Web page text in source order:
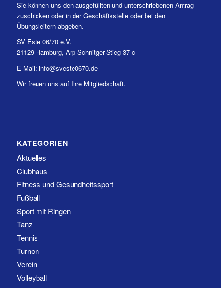
Sie können uns den ausgefüllten und unterschriebenen Antrag
zuschicken oder in der Geschäftsstelle oder bei den
Übungsleitern abgeben.
SV Este 06/70 e.V.
21129 Hamburg, Arp-Schnitger-Stieg 37 c
E-Mail: info@sveste0670.de
Wir freuen uns auf Ihre Mitgliedschaft.
KATEGORIEN
Aktuelles
Clubhaus
Fitness und Gesundheitssport
Fußball
Sport mit Ringen
Tanz
Tennis
Turnen
Verein
Volleyball